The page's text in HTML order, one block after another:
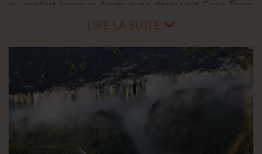
au confort luxueux. Après avoir découvert Cape Town
et les vallées alentour, après des safaris inoubliables
votre circuit Makila avec les chutes Victoria côté
Zambie. Un formidable voyage.
LIRE LA SUITE